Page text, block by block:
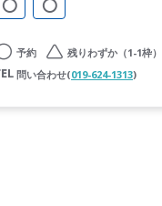
予約
残りわずか（1-1枠）
問い合わせ(019-624-1313)